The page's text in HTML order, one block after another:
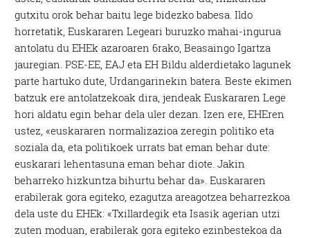
gutxitu orok behar baitu lege bidezko babesa. Ildo
horretatik, Euskararen Legeari buruzko mahai-ingurua
antolatu du EHEk azaroaren 6rako, Beasaingo Igartza
jauregian. PSE-EE, EAJ eta EH Bildu alderdietako lagunek
parte hartuko dute, Urdangarinekin batera. Beste ekimen
batzuk ere antolatzekoak dira, jendeak Euskararen Lege
hori aldatu egin behar dela uler dezan. Izen ere, EHEren
ustez, «euskararen normalizazioa zeregin politiko eta
soziala da, eta politikoek urrats bat eman behar dute:
euskarari lehentasuna eman behar diote. Jakin
beharreko hizkuntza bihurtu behar da». Euskararen
erabilerak gora egiteko, ezagutza areagotzea beharrezkoa
dela uste du EHEk: «Txillardegik eta Isasik agerian utzi
zuten moduan, erabilerak gora egiteko ezinbestekoa da